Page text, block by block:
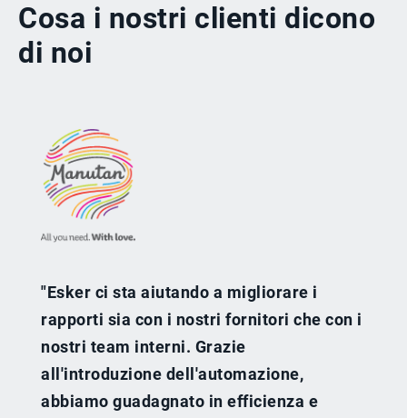
Cosa i nostri clienti dicono
di noi
"Esker ci sta aiutando a migliorare i
rapporti sia con i nostri fornitori che con i
nostri team interni. Grazie
all'introduzione dell'automazione,
abbiamo guadagnato in efficienza e